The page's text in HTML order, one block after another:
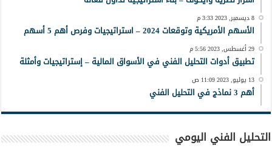
8 ديسمبر, 2023 3:33 م
الأسهم الأمريكية وتوقعات 2024 – استراتيجيات وفرص أهم 5 أسهم
29 أغسطس, 2023 5:56 م
تطبيق أدوات التحليل الفني في الأسواق المالية – إستراتيجيات وأمثلة
13 يوليو, 2023 11:09 ص
أهم 3 نماذج في التحليل الفني
التحليل الفني اليومي